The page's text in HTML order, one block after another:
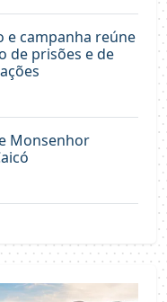
e campanha reúne
de prisões e de
Monsenhor